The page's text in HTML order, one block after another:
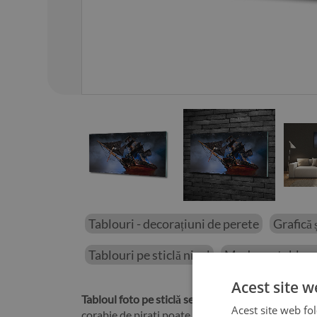
01
Tablouri - decorațiuni de perete
Grafică
Tablouri pe sticlă nivel
Moderne
Tabloul foto pe sticlă securizată corabie de pirati
Acest site
Acest site web